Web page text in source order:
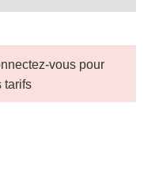
vous pour
tarifs